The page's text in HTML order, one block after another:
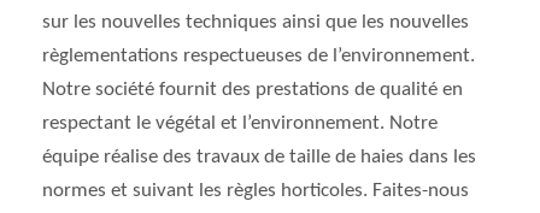
sur les nouvelles techniques ainsi que les nouvelles
règlementations respectueuses de l’environnement.
Notre société fournit des prestations de qualité en
respectant le végétal et l’environnement. Notre
équipe réalise des travaux de taille de haies dans les
normes et suivant les règles horticoles. Faites-nous